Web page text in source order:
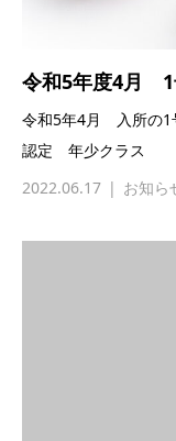
令和5年度4月
令和5年4月 入所の1
認定 年少クラス 1
2022.06.17
お知ら